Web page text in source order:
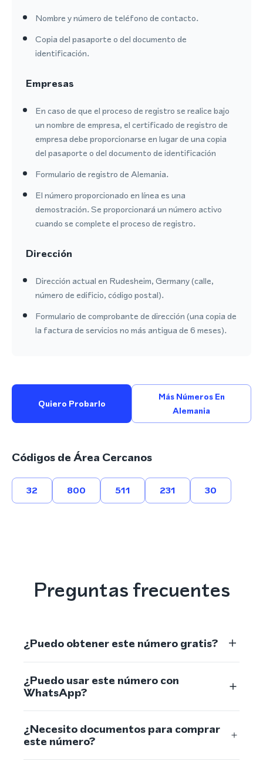
Nombre y número de teléfono de contacto.
Copia del pasaporte o del documento de
identificación.
Empresas
En caso de que el proceso de registro se realice bajo
un nombre de empresa, el certificado de registro de
empresa debe proporcionarse en lugar de una copia
del pasaporte o del documento de identificación
Formulario de registro de Alemania.
El número proporcionado en línea es una
demostración. Se proporcionará un número activo
cuando se complete el proceso de registro.
Dirección
Dirección actual en Rudesheim, Germany (calle,
número de edificio, código postal).
Formulario de comprobante de dirección (una copia de
la factura de servicios no más antigua de 6 meses).
Quiero Probarlo
Más Números En
Alemania
Códigos de Área Cercanos
32 800 511 231 30
Preguntas frecuentes
¿Puedo obtener este número gratis?
¿Puedo usar este número con
WhatsApp?
¿Necesito documentos para comprar
este número?